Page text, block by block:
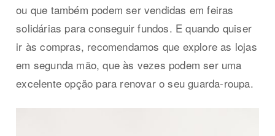
ou que também podem ser vendidas em feiras
solidárias para conseguir fundos. E quando quiser
ir às compras, recomendamos que explore as lojas
em segunda mão, que às vezes podem ser uma
excelente opção para renovar o seu guarda-roupa.